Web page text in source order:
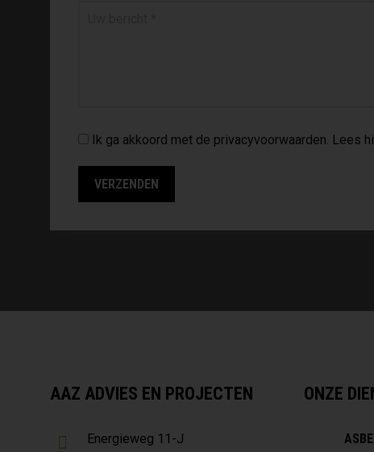
Ik ga akkoord met de privacyvoorwaarden. Lees
AAZ ADVIES EN PROJECTEN
Energieweg 11-J
ONZE